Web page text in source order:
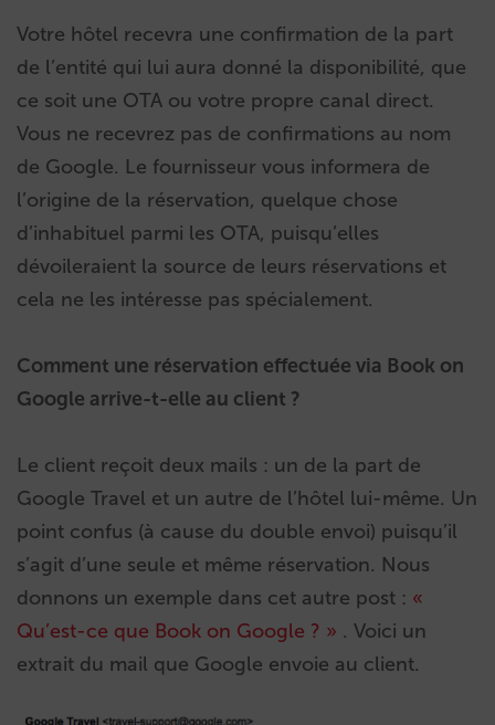
Votre hôtel recevra une confirmation de la part
de l’entité qui lui aura donné la disponibilité, que
ce soit une OTA ou votre propre canal direct.
Vous ne recevrez pas de confirmations au nom
de Google. Le fournisseur vous informera de
l’origine de la réservation, quelque chose
d’inhabituel parmi les OTA, puisqu’elles
dévoileraient la source de leurs réservations et
cela ne les intéresse pas spécialement.
Comment une réservation effectuée via Book on
Google arrive-t-elle au client ?
Le client reçoit deux mails : un de la part de
Google Travel et un autre de l’hôtel lui-même. Un
point confus (à cause du double envoi) puisqu’il
s’agit d’une seule et même réservation. Nous
donnons un exemple dans cet autre post : «
Qu’est-ce que Book on Google ? » . Voici un
extrait du mail que Google envoie au client.